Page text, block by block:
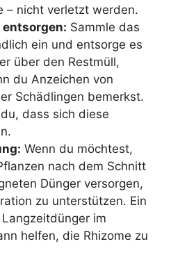
– nicht verletzt werden.
Sammle das
ein und entsorge es
über den Restmüll,
du Anzeichen von
Schädlingen bemerkst.
dass sich diese
Wenn du möchtest,
nach dem Schnitt
Dünger versorgen,
zu unterstützen. Ein
im
helfen, die Rhizome zu